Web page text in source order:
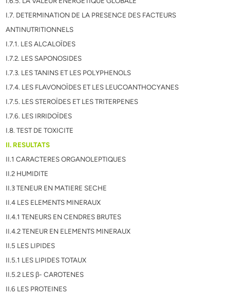
I.7. DETERMINATION DE LA PRESENCE DES FACTEURS
ANTINUTRITIONNELS
I.7.1. LES ALCALOÏDES
I.7.2. LES SAPONOSIDES
I.7.3. LES TANINS ET LES POLYPHENOLS
I.7.4. LES FLAVONOÏDES ET LES LEUCOANTHOCYANES
I.7.5. LES STEROÏDES ET LES TRITERPENES
I.7.6. LES IRRIDOÏDES
I.8. TEST DE TOXICITE
II. RESULTATS
II.1 CARACTERES ORGANOLEPTIQUES
II.2 HUMIDITE
II.3 TENEUR EN MATIERE SECHE
II.4 LES ELEMENTS MINERAUX
II.4.1 TENEURS EN CENDRES BRUTES
II.4.2 TENEUR EN ELEMENTS MINERAUX
II.5 LES LIPIDES
II.5.1 LES LIPIDES TOTAUX
II.5.2 LES β- CAROTENES
II.6 LES PROTEINES